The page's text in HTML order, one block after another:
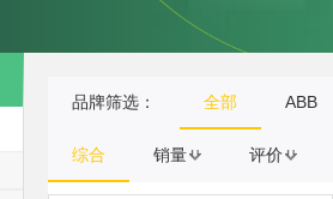
品牌筛选： 全部 ABB
综合 销量 评价